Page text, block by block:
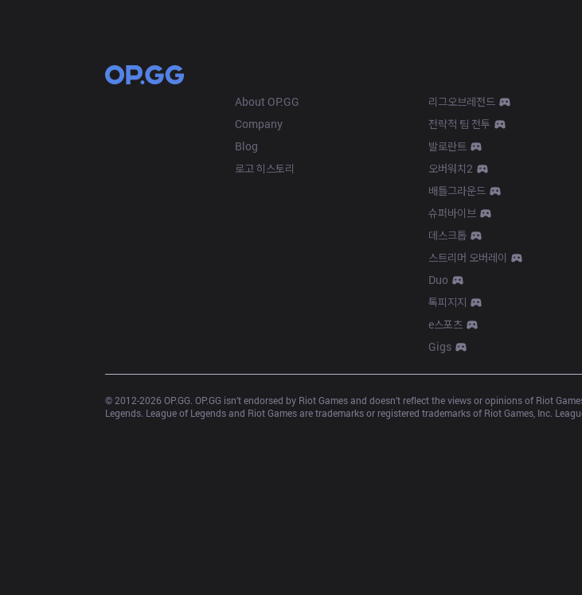
About OP.GG
Company
Blog
로고 히스토리
리그오브레전드
전략적 팀 전투
발로란트
오버워치2
배틀그라운드
슈퍼바이브
데스크톱
스트리머 오버레이
Duo
톡피지지
e스포츠
Gigs
© 2012-2026 OP.GG. OP.GG isn’t endorsed by Riot Games and doesn’t reflect the views or opinions of Riot
Legends. League of Legends and Riot Games are trademarks or registered trademarks of Riot Games, Inc.